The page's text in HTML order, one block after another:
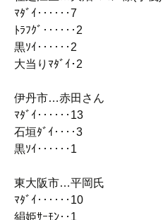
ﾏﾀﾞｲ‥‥‥7
ﾄﾗﾌｸﾞ‥‥‥2
黒ｿｲ‥‥‥2
大当りﾏﾀﾞｲ･2
伊丹市…赤田さん
ﾏﾀﾞｲ‥‥‥13
石垣ﾀﾞｲ‥‥3
黒ｿｲ‥‥‥1
東大阪市…平岡氏
ﾏﾀﾞｲ‥‥‥10
絹姫ｻｰﾓﾝ‥1